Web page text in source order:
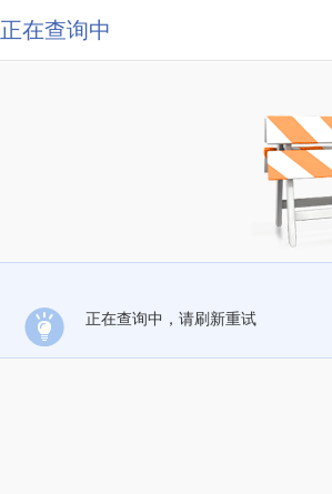
正在查询中
正在查询中，请刷新重试